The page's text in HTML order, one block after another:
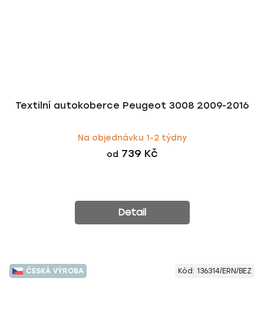
Textilní autokoberce Peugeot 3008 2009-2016
Na objednávku 1-2 týdny
od 739 Kč
Detail
ČESKÁ VÝROBA Kód: 136314/ERN/BEZ